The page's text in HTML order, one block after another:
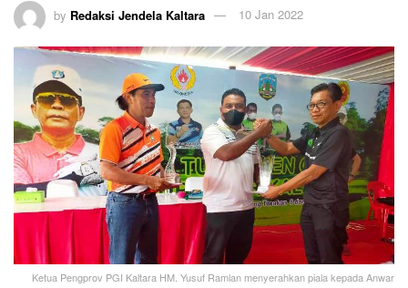
by Redaksi Jendela Kaltara 10 Jan 2022
Ketua Pengprov PGI Kaltara HM. Yusuf Ramlan menyerahkan piala kepada Anwar